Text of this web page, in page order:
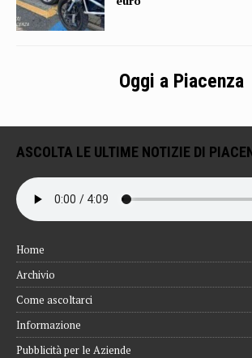
Oggi a Piacenza
ASCOLTA LE ULTIME NOTIZIE DI
Home
Archivio
Come ascoltarci
Informazione
Pubblicità per le Aziende